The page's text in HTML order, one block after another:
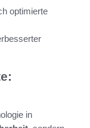
optimierte
in